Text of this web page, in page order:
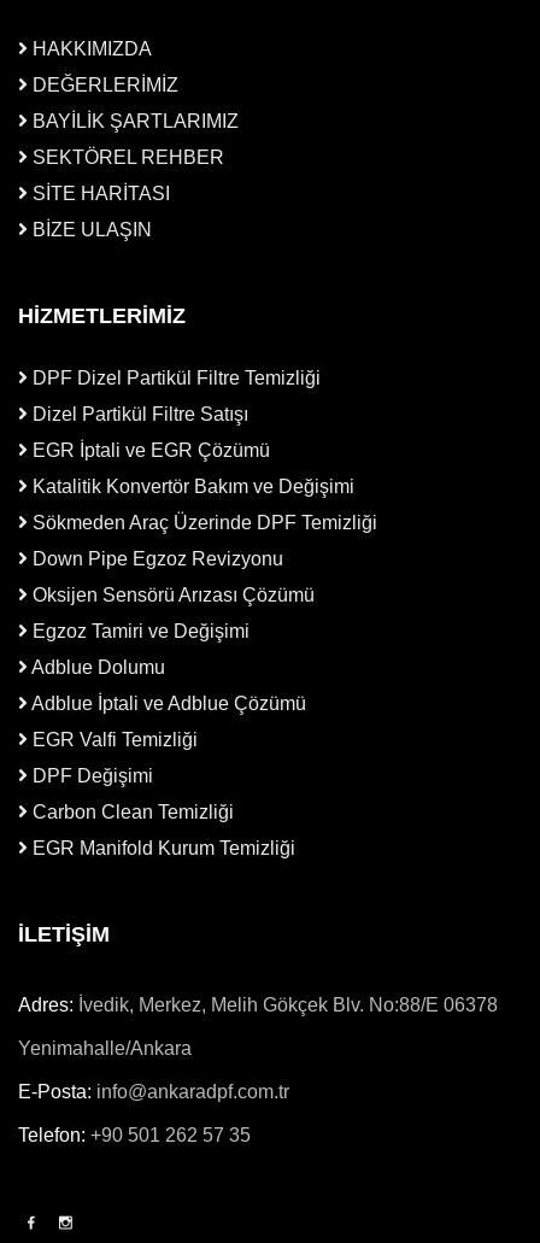
HAKKIMIZDA
DEĞERLERİMİZ
BAYİLİK ŞARTLARIMIZ
SEKTÖREL REHBER
SİTE HARİTASI
BİZE ULAŞIN
HİZMETLERİMİZ
DPF Dizel Partikül Filtre Temizliği
Dizel Partikül Filtre Satışı
EGR İptali ve EGR Çözümü
Katalitik Konvertör Bakım ve Değişimi
Sökmeden Araç Üzerinde DPF Temizliği
Down Pipe Egzoz Revizyonu
Oksijen Sensörü Arızası Çözümü
Egzoz Tamiri ve Değişimi
Adblue Dolumu
Adblue İptali ve Adblue Çözümü
EGR Valfi Temizliği
DPF Değişimi
Carbon Clean Temizliği
EGR Manifold Kurum Temizliği
İLETİŞİM
Adres: İvedik, Merkez, Melih Gökçek Blv. No:88/E 06378
Yenimahalle/Ankara
E-Posta: info@ankaradpf.com.tr
Telefon: +90 501 262 57 35